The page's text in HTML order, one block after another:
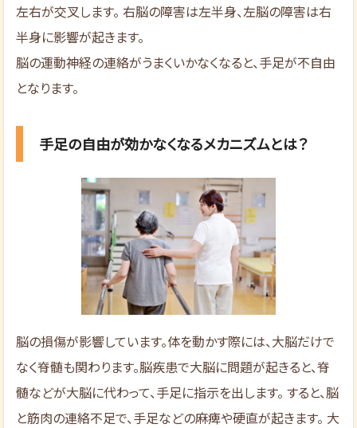
左右が交叉します。 右脳の障害は左半身、左脳の障害は右
半身に影響が起きます。
脳の運動神経の連絡がうまくいかなくなると、手足が不自由
となります。
手足の自由が効かなくなるメカニズムとは？
脳の損傷が影響しています。体を動かす際には、大脳だけで
なく脊髄も関わります。脳疾患で大脳に問題が起きると、脊
髄などが大脳に代わって、手足に指示を出します。 すると、脳
と筋肉の連絡不足で、手足などの麻痺や硬直が起きます。 大